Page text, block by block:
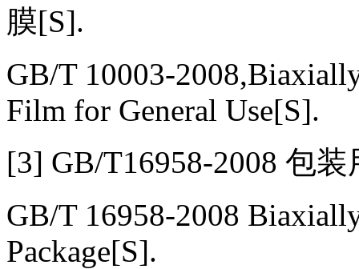
膜[S].
GB/T 10003-
Film for General Use[S].
[3] GB/T16958-2008 包
GB/T 16958-2008
Package[S].